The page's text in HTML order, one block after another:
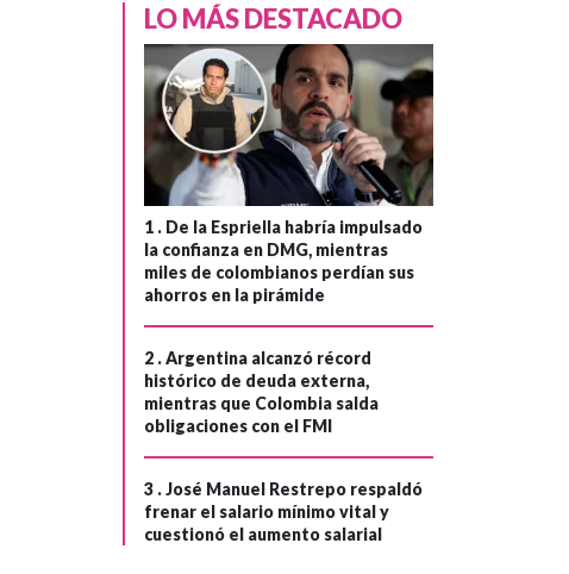
LO MÁS DESTACADO
1 . De la Espriella habría impulsado
la confianza en DMG, mientras
miles de colombianos perdían sus
ahorros en la pirámide
2 .Argentina alcanzó récord
histórico de deuda externa,
mientras que Colombia salda
obligaciones con el FMI
3 .José Manuel Restrepo respaldó
frenar el salario mínimo vital y
cuestionó el aumento salarial